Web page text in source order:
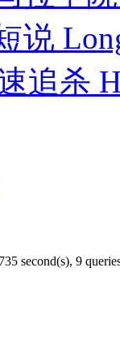
说
速追杀
second(s), 9